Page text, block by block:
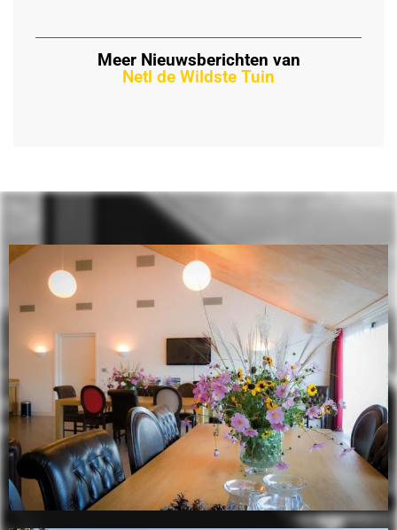
Meer Nieuwsberichten van
Netl de Wildste Tuin